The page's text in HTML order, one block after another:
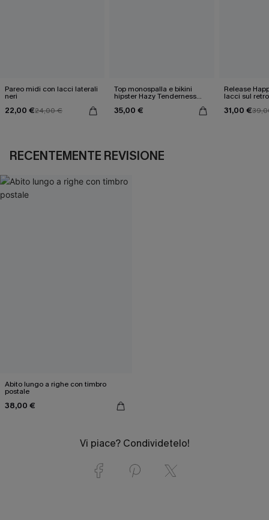
Pareo midi con lacci laterali
neri
22,00 €24,00 €
Top monospalla e bikini
hipster Hazy Tenderness
35,00 €
Release
lacci sul
31,00 €
RECENTEMENTE REVISIONE
Abito lungo a righe con timbro
postale
38,00 €
Vi piace? Condividetelo!